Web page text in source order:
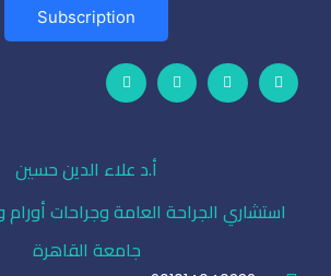
Subscription
أ.د علاء الدين حسين
استشاري الجراحة العامة وجراحات أورام
جامعة القاهرة